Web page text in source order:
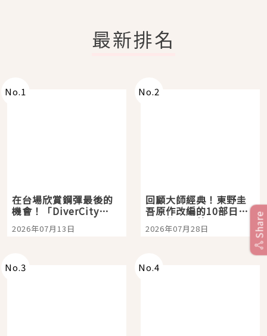
最新排名
No.1
在台場欣賞鋼彈最後的
機會！「DiverCity
Tokyo Plaza」搭船、
購物、美食及夜景，一
2026年07月13日
No.2
回顧大師經典！東野圭
吾原作改編的10部日本
影視作品推薦
2026年07月28日
No.3 No.4
Share